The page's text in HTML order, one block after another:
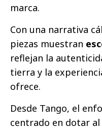
marca.
Con una narrativa
piezas muestran
reflejan la
tierra y la
ofrece.
Desde Tango, el
centrado en dotar